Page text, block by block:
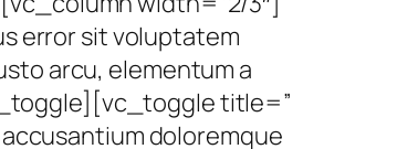
error sit voluptatem
arcu, elementum a
title=”
doloremque